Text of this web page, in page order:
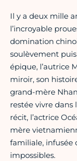
Il y a deux mille
l’incroyable
domination
soulèvement
épique, l’autrice
miroir, son
grand-mère
restée vivre dans
récit, l’actrice
mère
familiale, infusée
impossibles.